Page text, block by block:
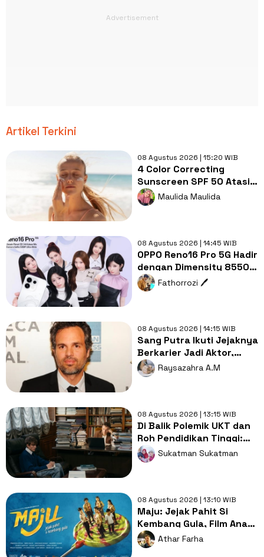
Artikel Terkini
08 Agustus 2026 | 15:20 WIB
4 Color Correcting
Sunscreen SPF 50 Atasi
Redness & Dark Spot
saat Outdoor!
Maulida Maulida
08 Agustus 2026 | 14:45 WIB
OPPO Reno16 Pro 5G Hadir
dengan Dimensity 8550
SUPER, Seberapa
Menarik?
Fathorrozi 🖊️
08 Agustus 2026 | 14:15 WIB
Sang Putra Ikuti Jejaknya
Berkarier Jadi Aktor,
Begini Reaksi Mark
Ruffalo
Raysazahra A.M
08 Agustus 2026 | 13:15 WIB
Di Balik Polemik UKT dan
Roh Pendidikan Tinggi:
Saatnya Kampus Elite
Berbagi dengan Kampus
Sukatman Sukatman
08 Agustus 2026 | 13:10 WIB
Maju: Jejak Pahit Si
Kembang Gula, Film Anak
Nggak Harus Kekanak-
kanakan
Athar Farha